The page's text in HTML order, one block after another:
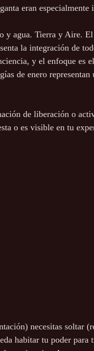
eran especialmente
y agua. Tierra y Aire.
la integración de
y el enfoque es
de enero representan
de liberación o
o es visible en tu
necesitas soltar
habitar tu poder para